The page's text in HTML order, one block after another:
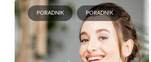
PORADNIK PORADNIK